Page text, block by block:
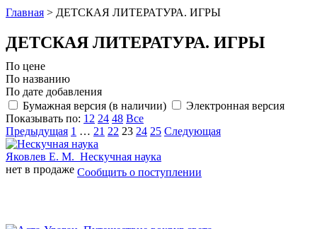
Главная > ДЕТСКАЯ ЛИТЕРАТУРА. ИГРЫ
ДЕТСКАЯ ЛИТЕРАТУРА. ИГРЫ
По цене
По названию
По дате добавления
Бумажная версия (в наличии)
Электронная версия
Показывать по: 12 24 48 Все
Предыдущая 1 … 21 22 23 24 25 Следующая
Яковлев Е. М. Нескучная наука
нет в продаже Сообщить о поступлении